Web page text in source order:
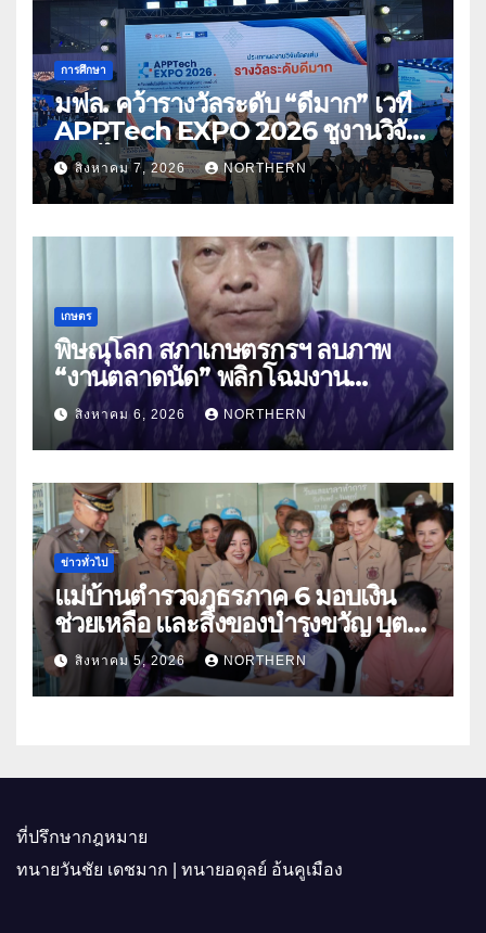
การศึกษา
มฟล. คว้ารางวัลระดับ “ดีมาก” เวที
APPTech EXPO 2026 ชูงานวิจัย
สมุนไพร ขับเคลื่อนนวัตกรรมสู่เชิง
พาณิชย์
สิงหาคม 7, 2026 NORTHERN
เกษตร
พิษณุโลก สภาเกษตรกรฯ ลบภาพ
“งานตลาดนัด” พลิกโฉมงาน
“เกษตรรุ่งเรืองเมืองสองแคว 69” มุ่ง
ประโยชน์เกษตรกร ดึงนวัตกรรม-จับ
คู่ธุรกิจดันสินค้าเกษตรสู่สากล (คลิป)
สิงหาคม 6, 2026 NORTHERN
ข่าวทั่วไป
แม่บ้านตำรวจภูธรภาค 6 มอบเงิน
ช่วยเหลือ และสิ่งของบำรุงขวัญ บุตร-
ธิดา ข้าราชการตำรวจจังหวัด
อุทัยธานี
สิงหาคม 5, 2026 NORTHERN
ที่ปรึกษากฎหมาย
ทนายวันชัย เดชมาก | ทนายอดุลย์ อ้นคูเมือง